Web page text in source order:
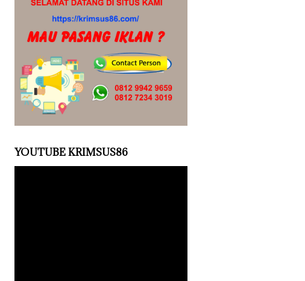
YOUTUBE KRIMSUS86